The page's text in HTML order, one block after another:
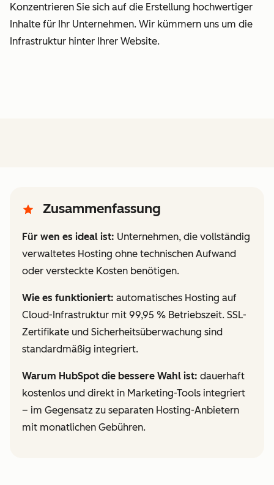
Konzentrieren Sie sich auf die Erstellung hochwertiger
Inhalte für Ihr Unternehmen. Wir kümmern uns um die
Infrastruktur hinter Ihrer Website.
Zusammenfassung
Für wen es ideal ist: Unternehmen, die vollständig
verwaltetes Hosting ohne technischen Aufwand
oder versteckte Kosten benötigen.
Wie es funktioniert: automatisches Hosting auf
Cloud-Infrastruktur mit 99,95 % Betriebszeit. SSL-
Zertifikate und Sicherheitsüberwachung sind
standardmäßig integriert.
Warum HubSpot die bessere Wahl ist: dauerhaft
kostenlos und direkt in Marketing-Tools integriert
– im Gegensatz zu separaten Hosting-Anbietern
mit monatlichen Gebühren.